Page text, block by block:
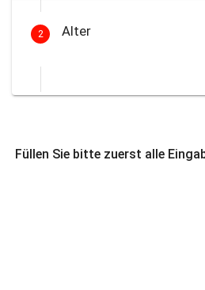
2 Alter
Füllen Sie bitte zuerst alle